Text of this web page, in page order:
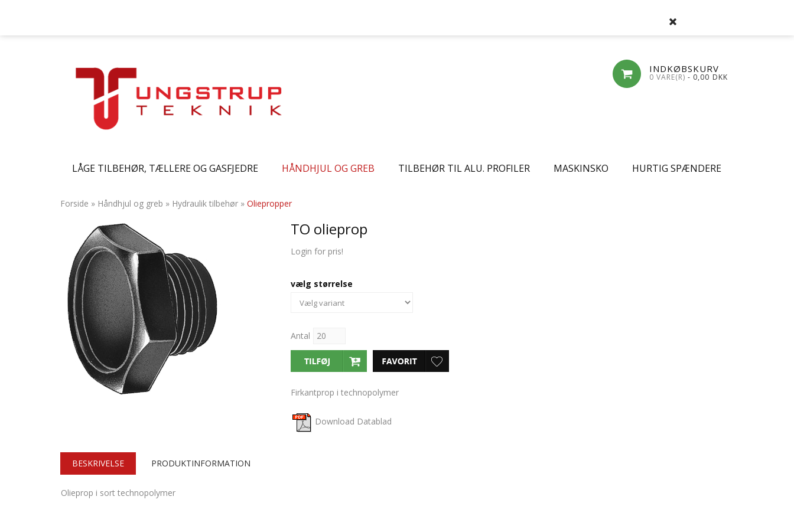
INDKØBSKURV
0 VARE(R) - 0,00 DKK
LÅGE TILBEHØR, TÆLLERE OG GASFJEDRE HÅNDHJUL OG GREB TILBEHØR TIL ALU. PROFILER MASKINSKO HURTIG SPÆNDERE
Forside » Håndhjul og greb » Hydraulik tilbehør » Oliepropper
TO olieprop
Login for pris!
vælg størrelse
Antal
Firkantprop i technopolymer
Download Datablad
BESKRIVELSE PRODUKTINFORMATION
Olieprop i sort technopolymer